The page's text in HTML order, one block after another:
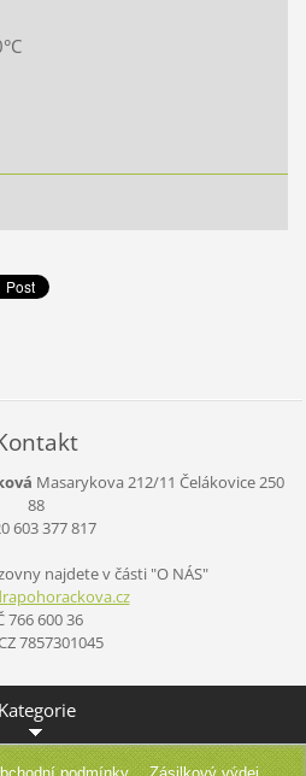
Masarykova 212/11 Čelákovice250
88
603 377 817
najdete v části "O NÁS"
apohorackova.cz
766 600 36
7857301045
Kategorie